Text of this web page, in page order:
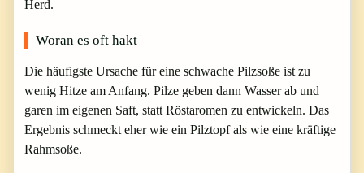
Herd.
Woran es oft hakt
Die häufigste Ursache für eine schwache Pilzsoße ist zu
wenig Hitze am Anfang. Pilze geben dann Wasser ab und
garen im eigenen Saft, statt Röstaromen zu entwickeln. Das
Ergebnis schmeckt eher wie ein Pilztopf als wie eine kräftige
Rahmsoße.